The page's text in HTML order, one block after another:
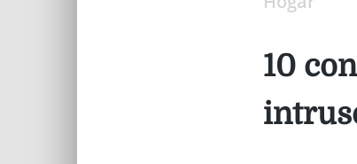
10